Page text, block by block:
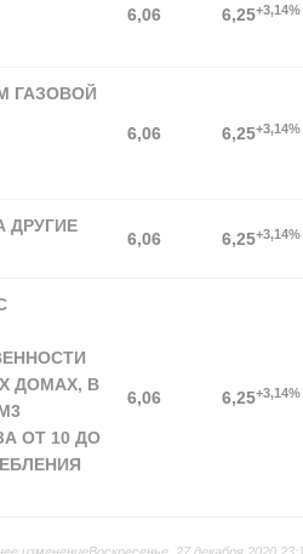
6,06 6,25+3,14%
ГАЗОВОЙ
6,06 6,25+3,14%
ДРУГИЕ
6,06 6,25+3,14%
ДОМАХ, В
ОТ 10 ДО
6,06 6,25+3,14%